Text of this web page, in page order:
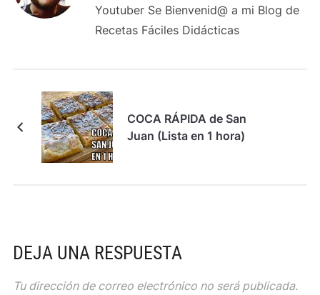
Youtuber Se Bienvenid@ a mi Blog de
Recetas Fáciles Didácticas
COCA RÁPIDA de San
Juan (Lista en 1 hora)
DEJA UNA RESPUESTA
Tu dirección de correo electrónico no será publicada.